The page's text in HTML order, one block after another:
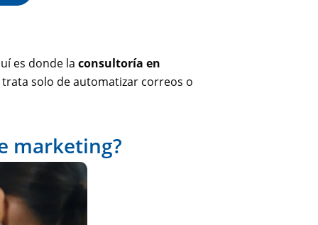
es donde la consultoría en
solo de automatizar correos o
marketing?